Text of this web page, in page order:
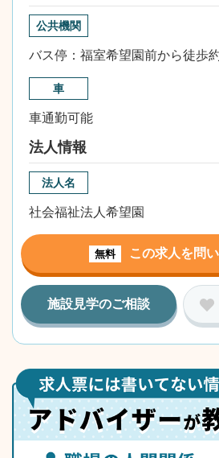
公共機関
バス停：福室希望園前から徒歩
車
車通勤可能
法人情報
法人名
社会福祉法人希望園
無料 この求人を問
施設見学のご相談